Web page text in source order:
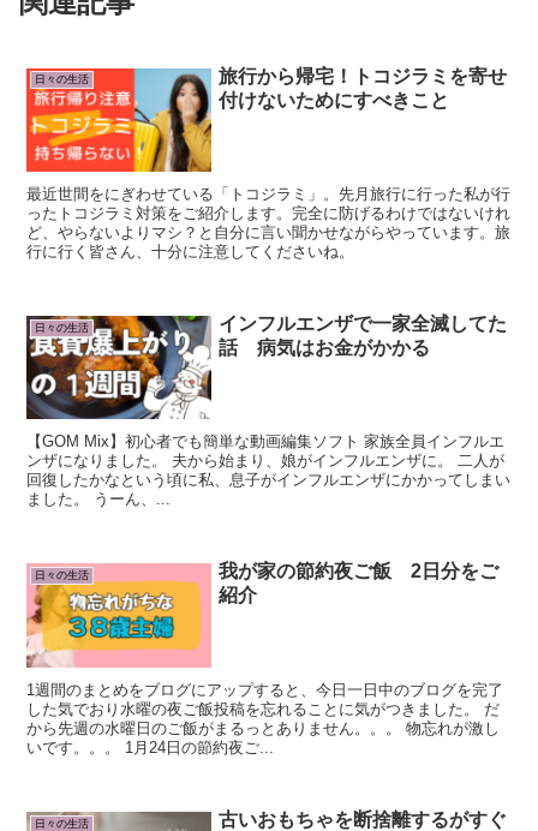
日々の生活
旅行から帰宅！トコジラミを寄せ
付けないためにすべきこと
最近世間をにぎわせている「トコジラミ」。先月旅行に行った私が行
ったトコジラミ対策をご紹介します。完全に防げるわけではないけれ
ど、やらないよりマシ？と自分に言い聞かせながらやっています。旅
行に行く皆さん、十分に注意してくださいね。
日々の生活
インフルエンザで一家全滅してた
話 病気はお金がかかる
【GOM Mix】初心者でも簡単な動画編集ソフト 家族全員インフルエ
ンザになりました。 夫から始まり、娘がインフルエンザに。 二人が
回復したかなという頃に私、息子がインフルエンザにかかってしまい
ました。 うーん、...
日々の生活
我が家の節約夜ご飯 2日分をご
紹介
1週間のまとめをブログにアップすると、今日一日中のブログを完了
した気でおり水曜の夜ご飯投稿を忘れることに気がつきました。 だ
から先週の水曜日のご飯がまるっとありません。。。 物忘れが激し
いです。。。 1月24日の節約夜ご...
日々の生活
古いおもちゃを断捨離するがすぐ